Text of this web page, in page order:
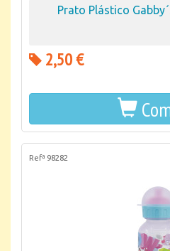
Prato Plástico
2,50 €
Refª 98282